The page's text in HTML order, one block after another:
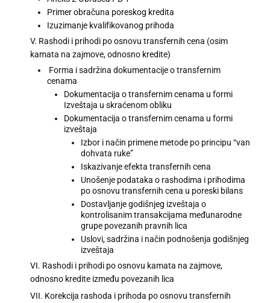
Primer obračuna poreskog kredita
Izuzimanje kvalifikovanog prihoda
V. Rashodi i prihodi po osnovu transfernih cena (osim
kamata na zajmove, odnosno kredite)
Forma i sadržina dokumentacije o transfernim
cenama
Dokumentacija o transfernim cenama u formi
Izveštaja u skraćenom obliku
Dokumentacija o transfernim cenama u formi
izveštaja
Izbor i način primene metode po principu “van
dohvata ruke”
Iskazivanje efekta transfernih cena
Unošenje podataka o rashodima i prihodima
po osnovu transfernih cena u poreski bilans
Dostavljanje godišnjeg izveštaja o
kontrolisanim transakcijama međunarodne
grupe povezanih pravnih lica
Uslovi, sadržina i način podnošenja godišnjeg
izveštaja
VI. Rashodi i prihodi po osnovu kamata na zajmove,
odnosno kredite između povezanih lica
VII. Korekcija rashoda i prihoda po osnovu transfernih